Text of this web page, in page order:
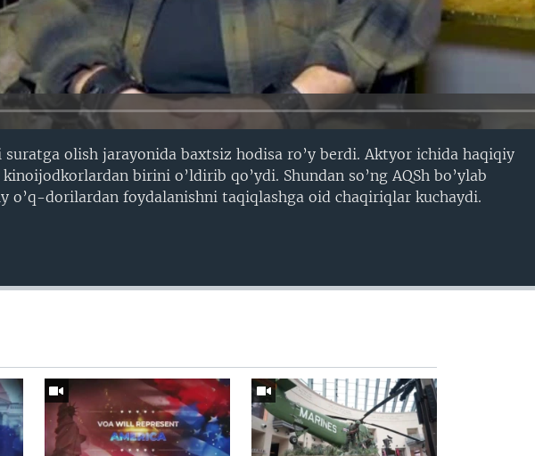
olish jarayonida baxtsiz hodisa ro’y berdi. Aktyor ichida haqiqiy
birini o’ldirib qo’ydi. Shundan so’ng AQSh bo’ylab
o’q-dorilardan foydalanishni taqiqlashga oid chaqiriqlar kuchaydi.